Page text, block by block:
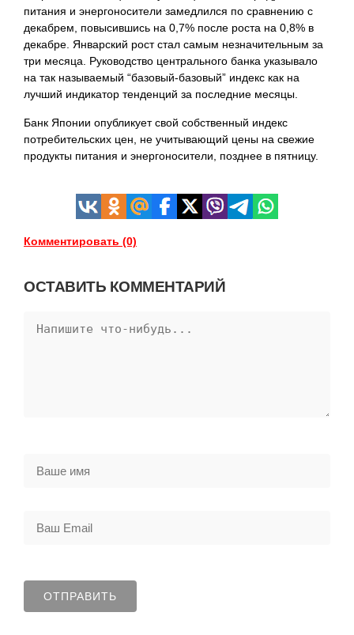
питания и энергоносители замедлился по сравнению с
декабрем, повысившись на 0,7% после роста на 0,8% в
декабре. Январский рост стал самым незначительным за
три месяца. Руководство центрального банка указывало
на так называемый “базовый-базовый” индекс как на
лучший индикатор тенденций за последние месяцы.
Банк Японии опубликует свой собственный индекс
потребительских цен, не учитывающий цены на свежие
продукты питания и энергоносители, позднее в пятницу.
Комментировать (0)
ОСТАВИТЬ КОММЕНТАРИЙ